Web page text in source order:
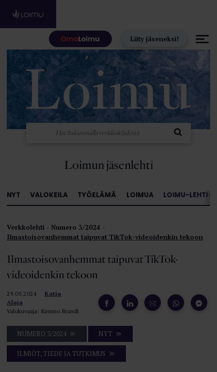
Liity jäseneksi!
Loimun jäsenlehti
NYT VALOKEILA TYÖELÄMÄ LOIMUA LOIMU-LEHTI »
Verkkolehti
Numero 3/2024
Ilmastoisovanhemmat taipuvat TikTok-videoidenkin tekoon
Ilmastoisovanhemmat taipuvat TikTok-
videoidenkin tekoon
29.05.2024
Katja
Alaja
Valokuvaaja: Kimmo Brandt
NUMERO 3/2024 NYT
ILMIÖT, TIEDE JA TUTKIMUS